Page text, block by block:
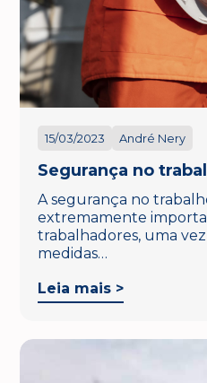
15/03/2023 André Nery
Segurança no
A segurança no
extremamente
trabalhadores, uma
medidas…
Leia mais >